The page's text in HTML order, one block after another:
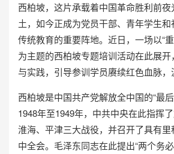
西柏坡，这片承载着中国革命胜利前
土，如今正成为党员干部、青年学生
传统教育的重要阵地。近日，一场以“
为主题的西柏坡专题培训活动在此展
与实践，引导参训学员赓续红色血脉，
西柏坡是中国共产党解放全中国的“最后
1948年至1949年，中共中央在此指挥了
淮海、平津三大战役，并召开了具有里
中全会。毛泽东同志在此提出“两个务